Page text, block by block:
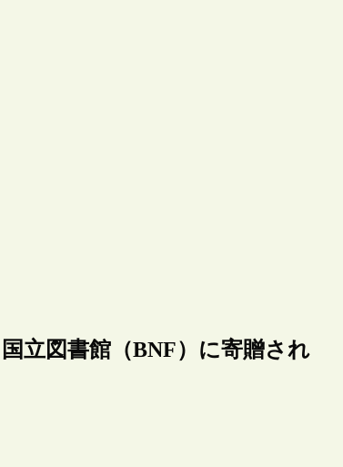
立図書館（BNF）に寄贈され